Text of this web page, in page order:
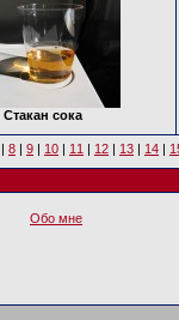
Стакан сока
| 8 | 9 | 10 | 11 | 12 | 13 | 14 |
Обо мне